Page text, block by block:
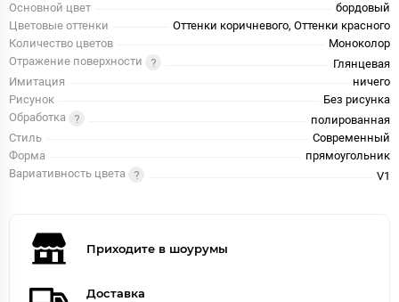
Основной цвет
бордовый
Цветовые оттенки
Оттенки коричневого, Оттенки красного
Количество цветов
Моноколор
Отражение поверхности
Глянцевая
Имитация
ничего
Рисунок
Без рисунка
Обработка
полированная
Стиль
Современный
Форма
прямоугольник
Вариативность цвета
V1
Приходите в шоурумы
Доставка